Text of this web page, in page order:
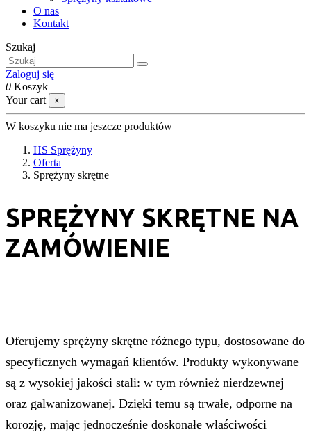
O nas
Kontakt
Szukaj
Zaloguj się
0 Koszyk
Your cart
×
W koszyku nie ma jeszcze produktów
HS Sprężyny
Oferta
Sprężyny skrętne
SPRĘŻYNY SKRĘTNE NA
ZAMÓWIENIE
Oferujemy sprężyny skrętne różnego typu, dostosowane do
specyficznych wymagań klientów. Produkty wykonywane
są z wysokiej jakości stali: w tym również nierdzewnej
oraz galwanizowanej. Dzięki temu są trwałe, odporne na
korozję, mając jednocześnie doskonałe właściwości